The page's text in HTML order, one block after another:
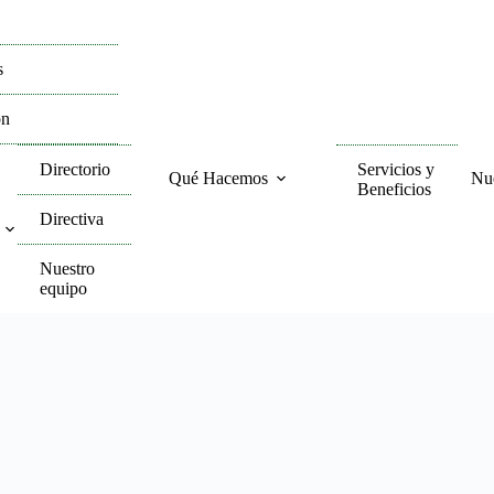
Directorio
Directiva
Nuestro
equipo
Qué Hacemos
Servicios y
Beneficios